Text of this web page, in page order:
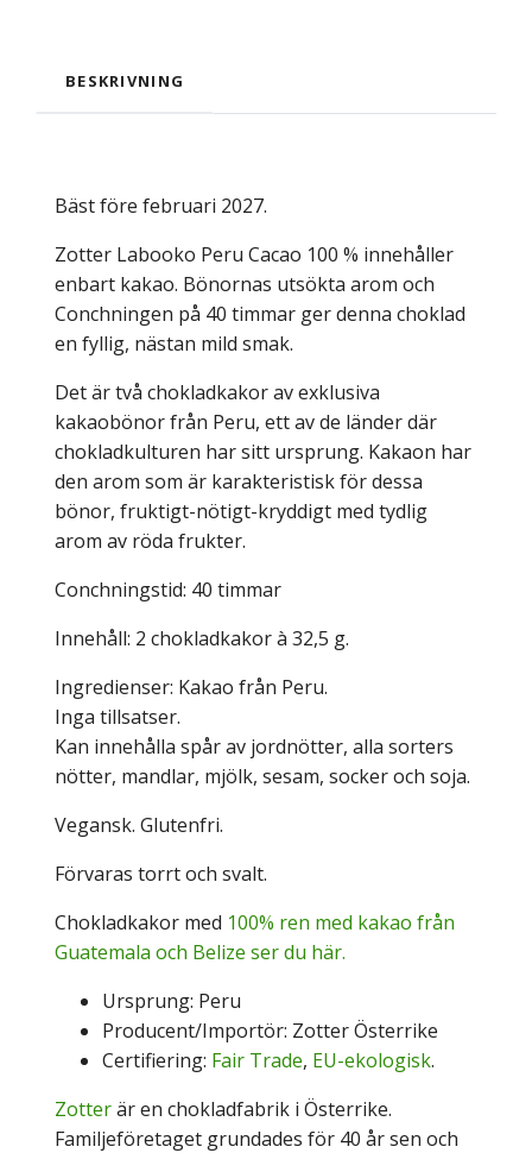
BESKRIVNING
Bäst före februari 2027.
Zotter Labooko Peru Cacao 100 % innehåller
enbart kakao. Bönornas utsökta arom och
Conchningen på 40 timmar ger denna choklad
en fyllig, nästan mild smak.
Det är två chokladkakor av exklusiva
kakaobönor från Peru, ett av de länder där
chokladkulturen har sitt ursprung. Kakaon har
den arom som är karakteristisk för dessa
bönor, fruktigt-nötigt-kryddigt med tydlig
arom av röda frukter.
Conchningstid: 40 timmar
Innehåll: 2 chokladkakor à 32,5 g.
Ingredienser: Kakao från Peru.
Inga tillsatser.
Kan innehålla spår av jordnötter, alla sorters
nötter, mandlar, mjölk, sesam, socker och soja.
Vegansk. Glutenfri.
Förvaras torrt och svalt.
Chokladkakor med 100% ren med kakao från
Guatemala och Belize ser du här.
Ursprung: Peru
Producent/Importör: Zotter Österrike
Certifiering: Fair Trade, EU-ekologisk.
Zotterär en chokladfabrik i Österrike.
Familjeföretaget grundades för 40 år sen och